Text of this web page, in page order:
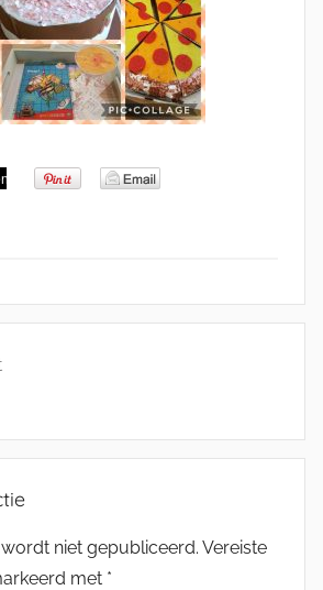
niet gepubliceerd. Vereiste
met *